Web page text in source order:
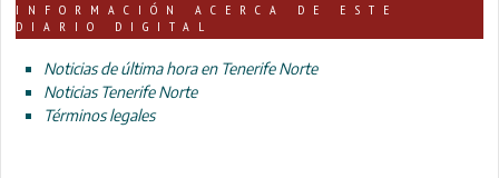
INFORMACIÓN ACERCA DE ESTE
DIARIO DIGITAL
Noticias de última hora en Tenerife Norte
Noticias Tenerife Norte
Términos legales